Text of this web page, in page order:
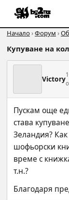
Начало›Форум ›
Купуване на
Victory
Пускам още
става
Зеландия?
шофьорски
време с
т.н.?
Благодаря